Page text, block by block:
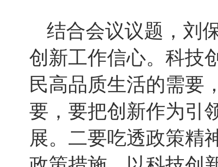
结合会议议题，刘
创新工作信心。科技
民高品质生活的需要
要，要把创新作为引
展。二要吃透政策精